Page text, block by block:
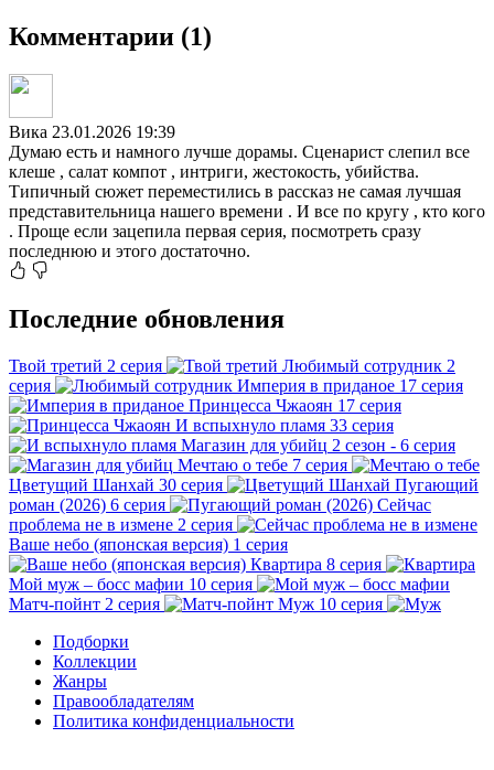
Комментарии (1)
Вика 23.01.2026 19:39
Думаю есть и намного лучше дорамы. Сценарист слепил все
клеше , салат компот , интриги, жестокость, убийства.
Типичный сюжет переместились в рассказ не самая лучшая
представительница нашего времени . И все по кругу , кто кого
. Проще если зацепила первая серия, посмотреть сразу
последнюю и этого достаточно.
Последние обновления
Твой третий 2 серия Любимый сотрудник 2
серия
Империя в приданое 17 серия
Принцесса Чжаоян 17 серия
И вспыхнуло пламя 33 серия
Магазин для убийц 2 сезон - 6 серия
Мечтаю о тебе 7 серия
Цветущий Шанхай 30 серия
Пугающий
роман (2026) 6 серия
Сейчас
проблема не в измене 2 серия
Ваше небо (японская версия) 1 серия
Квартира 8 серия
Мой муж – босс мафии 10 серия
Матч-пойнт 2 серия Муж 10 серия
Подборки
Коллекции
Жанры
Правообладателям
Политика конфиденциальности